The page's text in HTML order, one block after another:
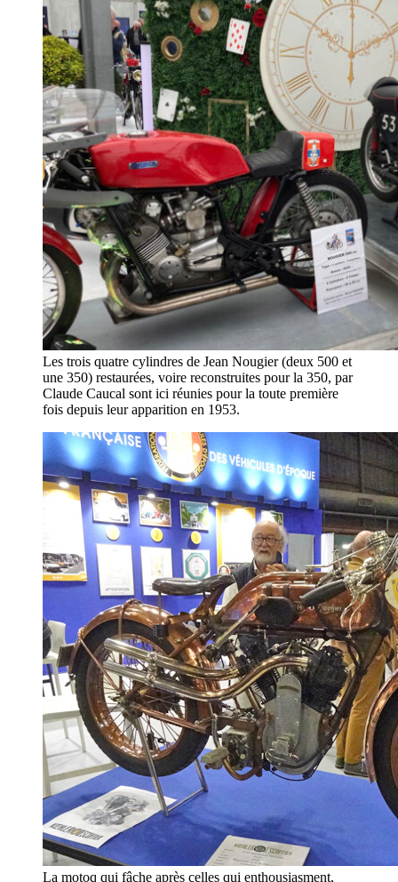
Les trois quatre cylindres de Jean Nougier (deux 500 et
une 350) restaurées, voire reconstruites pour la 350, par
Claude Caucal sont ici réunies pour la toute première
fois depuis leur apparition en 1953.
La motoq qui fâche après celles qui enthousiasment,